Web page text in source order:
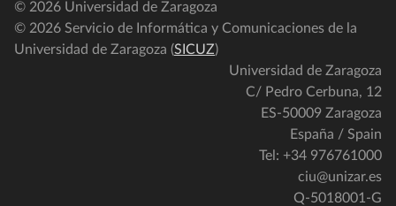
© 2026 Universidad de Zaragoza
© 2026 Servicio de Informática y Comunicaciones de la
Universidad de Zaragoza (SICUZ)
Universidad de Zaragoza
C/ Pedro Cerbuna, 12
ES-50009 Zaragoza
España / Spain
Tel: +34 976761000
ciu@unizar.es
Q-5018001-G